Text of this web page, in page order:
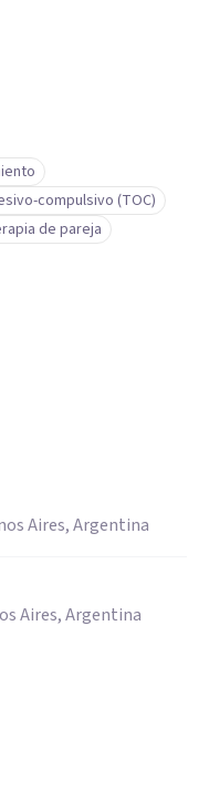
compulsivo (TOC)
de pareja
Aires, Argentina
Aires, Argentina